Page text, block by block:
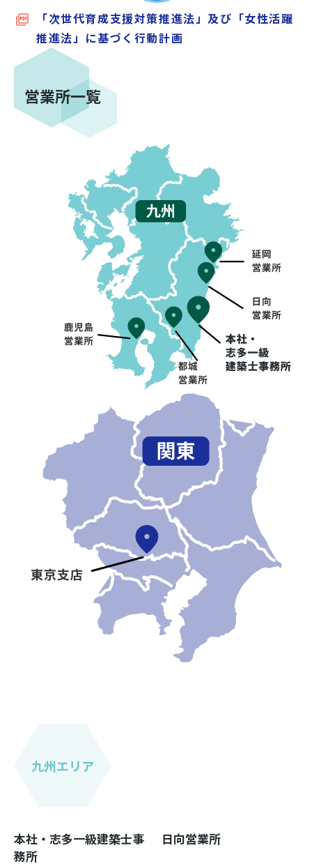
「次世代育成支援対策推進法」及び「女性活躍
推進法」に基づく行動計画
営業所一覧
九州エリア
本社・志多一級建築士事
務所
日向営業所